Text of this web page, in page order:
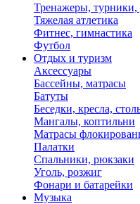
Тренажеры,
Тяжелая атлетика
Фитнес, гимнастика
Футбол
Отдых и туризм
Аксессуары
Бассейны, матрасы
Батуты
Беседки, кресла,
Мангалы, коптильни
Матрасы
Палатки
Спальники, рюкзаки
Уголь, розжиг
Фонари и батарейки
Музыка